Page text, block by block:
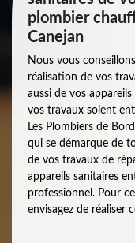
plombier
Canejan
Nous vous
réalisation de vos
aussi de vos
vos travaux soient
Les Plombiers de
qui se démarque de
de vos travaux de
appareils sanitaires
professionnel. Pour
envisagez de réaliser